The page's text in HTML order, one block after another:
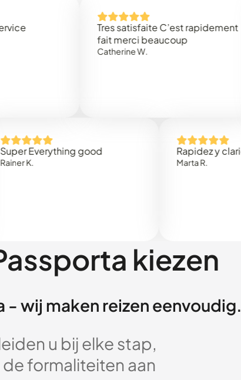
Tres satisfaite C’est rapidement
fait merci beaucoup
Catherine W.
good Rapidez y claridad
kiezen
- wij maken reizen eenvoudig.
u bij elke stap,
formaliteiten aan